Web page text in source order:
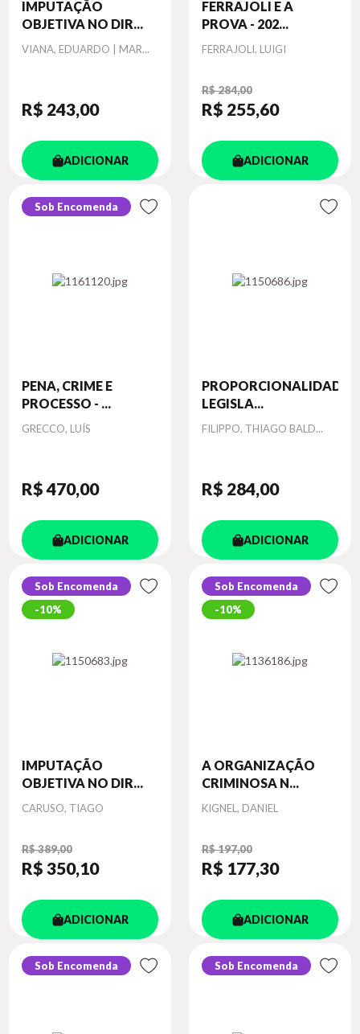
IMPUTAÇÃO
OBJETIVA NO DIR...
Autor
VIANA, EDUARDO | MAR...
R$ 243,00
ADICIONAR
FERRAJOLI E A
PROVA - 202...
Autor
FERRAJOLI, LUIGI
R$ 284,00
R$ 255,60
ADICIONAR
Sob Encomenda
PENA, CRIME E
PROCESSO - ...
Autor
GRECCO, LUÍS
R$ 470,00
ADICIONAR
PROPORCIONALIDADE
LEGISLA...
Autor
FILIPPO, THIAGO BALD...
R$ 284,00
ADICIONAR
Sob Encomenda
10%
IMPUTAÇÃO
OBJETIVA NO DIR...
Autor
CARUSO, TIAGO
R$ 389,00
R$ 350,10
ADICIONAR
Sob Encomenda
10%
A ORGANIZAÇÃO
CRIMINOSA N...
Autor
KIGNEL, DANIEL
R$ 197,00
R$ 177,30
ADICIONAR
Sob Encomenda Sob Encomenda